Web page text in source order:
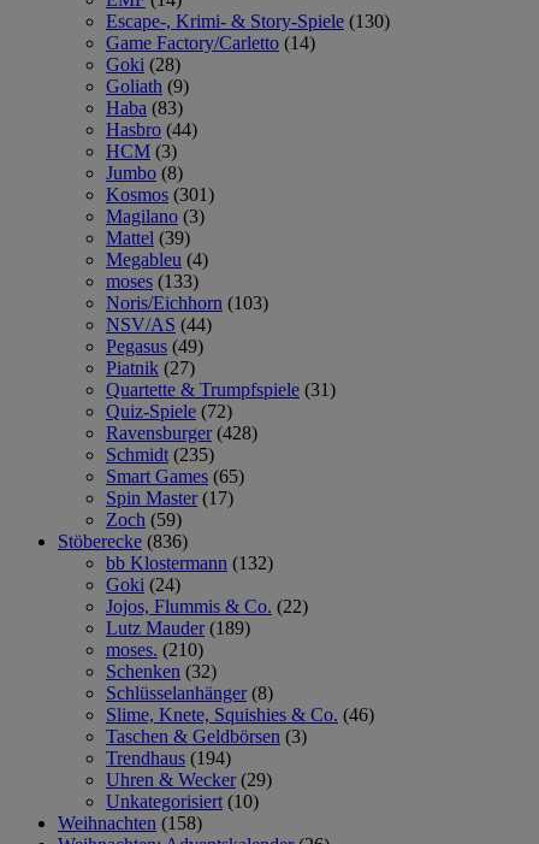
Escape-, Krimi- & Story-Spiele (130)
Game Factory/Carletto (14)
Goki (28)
Goliath (9)
Haba (83)
Hasbro (44)
HCM (3)
Jumbo (8)
Kosmos (301)
Magilano (3)
Mattel (39)
Megableu (4)
moses (133)
Noris/Eichhorn (103)
NSV/AS (44)
Pegasus (49)
Piatnik (27)
Quartette & Trumpfspiele (31)
Quiz-Spiele (72)
Ravensburger (428)
Schmidt (235)
Smart Games (65)
Spin Master (17)
Zoch (59)
Stöberecke (836)
bb Klostermann (132)
Goki (24)
Jojos, Flummis & Co. (22)
Lutz Mauder (189)
moses. (210)
Schenken (32)
Schlüsselanhänger (8)
Slime, Knete, Squishies & Co. (46)
Taschen & Geldbörsen (3)
Trendhaus (194)
Uhren & Wecker (29)
Unkategorisiert (10)
Weihnachten (158)